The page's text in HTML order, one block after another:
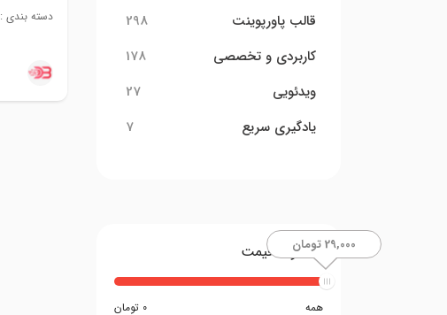
قالب پاورپوینت
298
کاربردی و تخصصی
178
ویدئویی
27
یادگیری سریع
7
محدوده قیمت29,000 تومان
همه 0 تومان
دسته بندی :